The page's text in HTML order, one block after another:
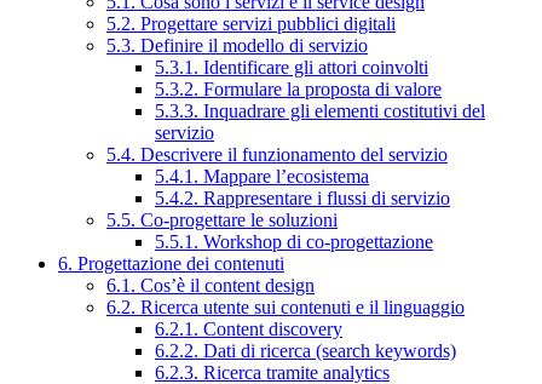
5.2. Progettare servizi pubblici digitali
5.3. Definire il modello di servizio
5.3.1. Identificare gli attori coinvolti
5.3.2. Formulare la proposta di valore
5.3.3. Inquadrare gli elementi costitutivi del
servizio
5.4. Descrivere il funzionamento del servizio
5.4.1. Mappare l’ecosistema
5.4.2. Rappresentare i flussi di servizio
5.5. Co-progettare le soluzioni
5.5.1. Workshop di co-progettazione
6. Progettazione dei contenuti
6.1. Cos’è il content design
6.2. Ricerca utente sui contenuti e il linguaggio
6.2.1. Content discovery
6.2.2. Dati di ricerca (search keywords)
6.2.3. Ricerca tramite analytics